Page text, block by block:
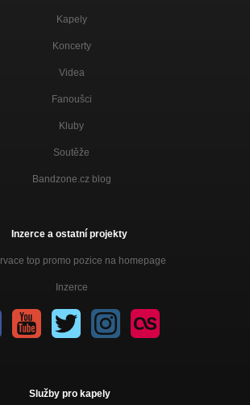
Kapely
Koncerty
Videa
Fanoušci
Kluby
Soutěže
Bandzone.cz blog
Inzerce a ostatní projekty
top promo pozice na homepage
Inzerce
Služby pro kapely